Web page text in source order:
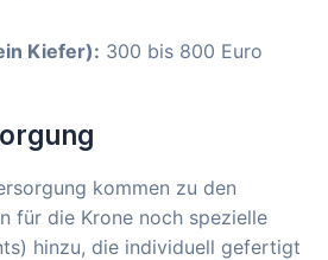
Kiefer): 300 bis 800 Euro
kommen zu den
für die Krone noch spezielle
hinzu, die individuell gefertigt